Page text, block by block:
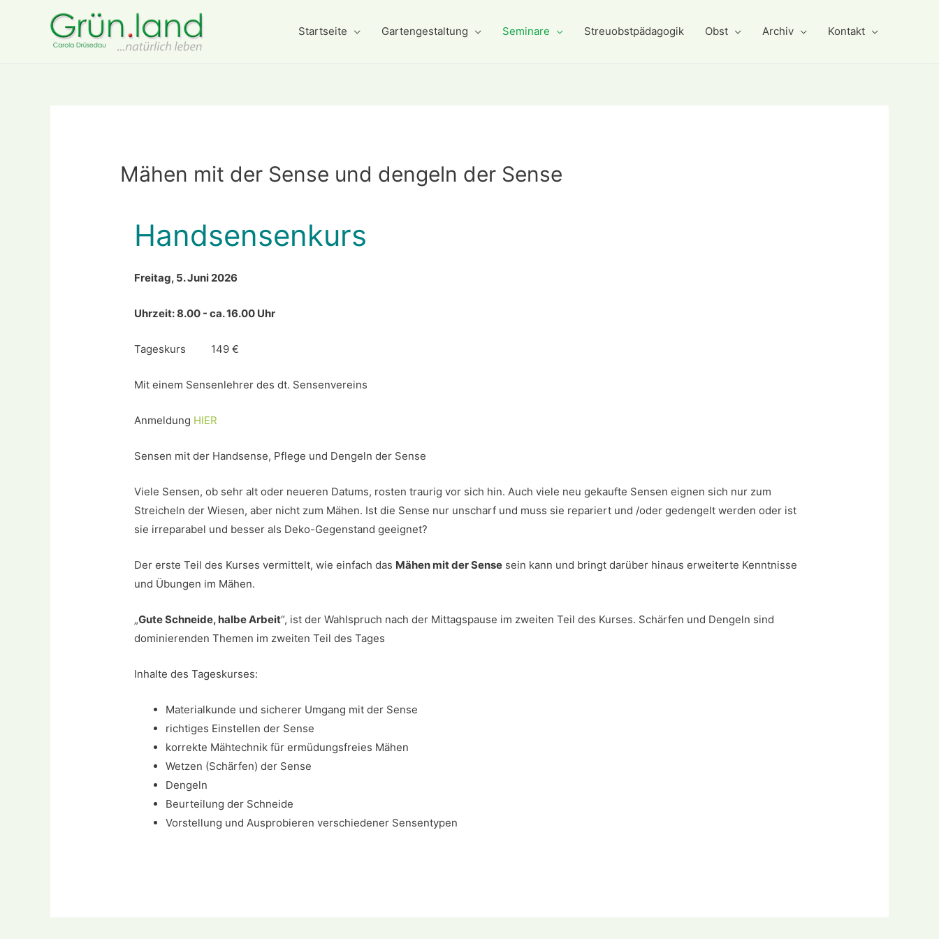
Startseite Gartengestaltung Seminare Streuobstpädagogik Obst Archiv Kontakt
Mähen mit der Sense und dengeln der Sense
Handsensenkurs
Freitag, 5. Juni 2026
Uhrzeit: 8.00 - ca. 16.00 Uhr
Tageskurs 149 €
Mit einem Sensenlehrer des dt. Sensenvereins
Anmeldung HIER
Sensen mit der Handsense, Pflege und Dengeln der Sense
Viele Sensen, ob sehr alt oder neueren Datums, rosten traurig vor sich hin. Auch viele neu gekaufte Sensen eignen sich nur zum
Streicheln der Wiesen, aber nicht zum Mähen. Ist die Sense nur unscharf und muss sie repariert und /oder gedengelt werden oder ist
sie irreparabel und besser als Deko-Gegenstand geeignet?
Der erste Teil des Kurses vermittelt, wie einfach das Mähen mit der Sense sein kann und bringt darüber hinaus erweiterte Kenntnisse
und Übungen im Mähen.
„Gute Schneide, halbe Arbeit“, ist der Wahlspruch nach der Mittagspause im zweiten Teil des Kurses. Schärfen und Dengeln sind
dominierenden Themen im zweiten Teil des Tages
Inhalte des Tageskurses:
Materialkunde und sicherer Umgang mit der Sense
richtiges Einstellen der Sense
korrekte Mähtechnik für ermüdungsfreies Mähen
Wetzen (Schärfen) der Sense
Dengeln
Beurteilung der Schneide
Vorstellung und Ausprobieren verschiedener Sensentypen